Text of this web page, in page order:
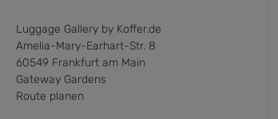
Luggage Gallery by Koffer.de
Amelia-Mary-Earhart-Str. 8
60549 Frankfurt am Main
Gateway Gardens
Route planen